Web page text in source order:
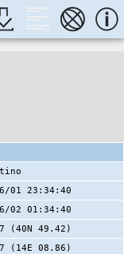
01 23:34:40
02 01:34:40
(40N 49.42)
(14E 08.86)